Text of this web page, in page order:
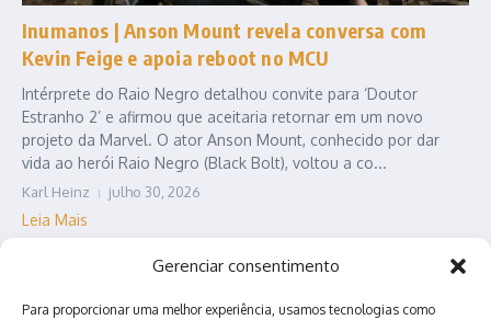
Gerenciar consentimento
Para proporcionar uma melhor experiência, usamos tecnologias como
Inumanos | Anson Mount revela conversa com
Kevin Feige e apoia reboot no MCU
Intérprete do Raio Negro detalhou convite para ‘Doutor
Estranho 2’ e afirmou que aceitaria retornar em um novo
projeto da Marvel. O ator Anson Mount, conhecido por dar
vida ao herói Raio Negro (Black Bolt), voltou a co...
Karl Heinz julho 30, 2026
Leia Mais